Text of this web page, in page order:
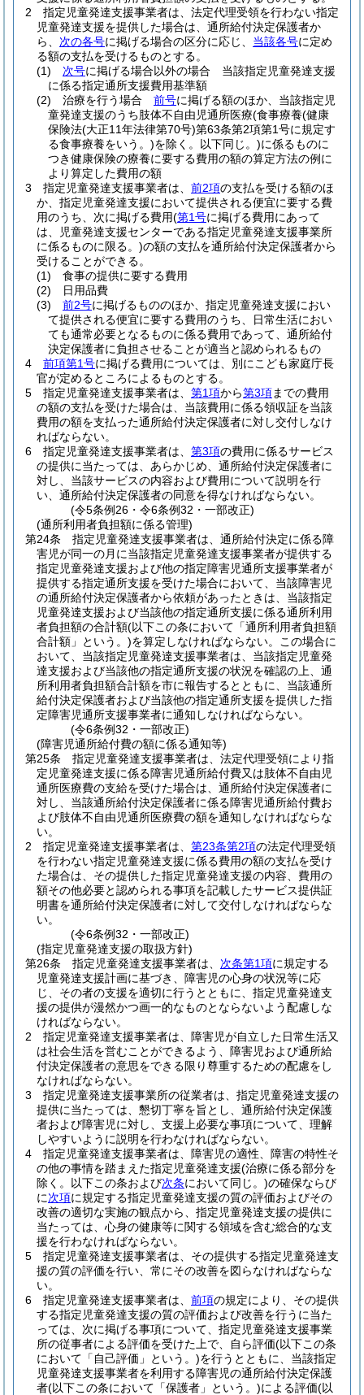
2
指定児童発達支援事業者は、法定代理受領を行わない指定
児童発達支援を提供した場合は、通所給付決定保護者か
ら、 次の各号に掲げる場合の区分に応じ、 当該各号に定め
る額の支払を受けるものとする。
(1)
次号に掲げる場合以外の場合 当該指定児童発達支援
に係る指定通所支援費用基準額
(2)
治療を行う場合 前号に掲げる額のほか、当該指定児
童発達支援のうち肢体不自由児通所医療(食事療養(健康
保険法(大正11年法律第70号)第63条第2項第1号に規定す
る食事療養をいう。)を除く。以下同じ。)に係るものに
つき健康保険の療養に要する費用の額の算定方法の例に
より算定した費用の額
3
指定児童発達支援事業者は、 前2項の支払を受ける額のほ
か、指定児童発達支援において提供される便宜に要する費
用のうち、次に掲げる費用(第1号に掲げる費用にあって
は、児童発達支援センターである指定児童発達支援事業所
に係るものに限る。)の額の支払を通所給付決定保護者から
受けることができる。
(1)
食事の提供に要する費用
(2)
日用品費
(3)
前2号に掲げるもののほか、指定児童発達支援におい
て提供される便宜に要する費用のうち、日常生活におい
ても通常必要となるものに係る費用であって、通所給付
決定保護者に負担させることが適当と認められるもの
4
前項第1号に掲げる費用については、別にこども家庭庁長
官が定めるところによるものとする。
5
指定児童発達支援事業者は、 第1項から第3項までの費用
の額の支払を受けた場合は、当該費用に係る領収証を当該
費用の額を支払った通所給付決定保護者に対し交付しなけ
ればならない。
6
指定児童発達支援事業者は、 第3項の費用に係るサービス
の提供に当たっては、あらかじめ、通所給付決定保護者に
対し、当該サービスの内容および費用について説明を行
い、通所給付決定保護者の同意を得なければならない。
(令5条例26・令6条例32・一部改正)
(通所利用者負担額に係る管理)
第24条
指定児童発達支援事業者は、通所給付決定に係る障
害児が同一の月に当該指定児童発達支援事業者が提供する
指定児童発達支援および他の指定障害児通所支援事業者が
提供する指定通所支援を受けた場合において、当該障害児
の通所給付決定保護者から依頼があったときは、当該指定
児童発達支援および当該他の指定通所支援に係る通所利用
者負担額の合計額(以下この条において「通所利用者負担額
合計額」という。)を算定しなければならない。
この場合に
おいて、当該指定児童発達支援事業者は、当該指定児童発
達支援および当該他の指定通所支援の状況を確認の上、通
所利用者負担額合計額を市に報告するとともに、当該通所
給付決定保護者および当該他の指定通所支援を提供した指
定障害児通所支援事業者に通知しなければならない。
(令6条例32・一部改正)
(障害児通所給付費の額に係る通知等)
第25条
指定児童発達支援事業者は、法定代理受領により指
定児童発達支援に係る障害児通所給付費又は肢体不自由児
通所医療費の支給を受けた場合は、通所給付決定保護者に
対し、当該通所給付決定保護者に係る障害児通所給付費お
よび肢体不自由児通所医療費の額を通知しなければならな
い。
2
指定児童発達支援事業者は、 第23条第2項の法定代理受領
を行わない指定児童発達支援に係る費用の額の支払を受け
た場合は、その提供した指定児童発達支援の内容、費用の
額その他必要と認められる事項を記載したサービス提供証
明書を通所給付決定保護者に対して交付しなければならな
い。
(令6条例32・一部改正)
(指定児童発達支援の取扱方針)
第26条
指定児童発達支援事業者は、 次条第1項に規定する
児童発達支援計画に基づき、障害児の心身の状況等に応
じ、その者の支援を適切に行うとともに、指定児童発達支
援の提供が漫然かつ画一的なものとならないよう配慮しな
ければならない。
2
指定児童発達支援事業者は、障害児が自立した日常生活又
は社会生活を営むことができるよう、障害児および通所給
付決定保護者の意思をできる限り尊重するための配慮をし
なければならない。
3
指定児童発達支援事業所の従業者は、指定児童発達支援の
提供に当たっては、懇切丁寧を旨とし、通所給付決定保護
者および障害児に対し、支援上必要な事項について、理解
しやすいように説明を行わなければならない。
4
指定児童発達支援事業者は、障害児の適性、障害の特性そ
の他の事情を踏まえた指定児童発達支援(治療に係る部分を
除く。以下この条および次条において同じ。)の確保ならび
に次項に規定する指定児童発達支援の質の評価およびその
改善の適切な実施の観点から、指定児童発達支援の提供に
当たっては、心身の健康等に関する領域を含む総合的な支
援を行わなければならない。
5
指定児童発達支援事業者は、その提供する指定児童発達支
援の質の評価を行い、常にその改善を図らなければならな
い。
6
指定児童発達支援事業者は、 前項の規定により、その提供
する指定児童発達支援の質の評価および改善を行うに当た
っては、次に掲げる事項について、指定児童発達支援事業
所の従事者による評価を受けた上で、自ら評価(以下この条
において「自己評価」という。)を行うとともに、当該指定
児童発達支援事業者を利用する障害児の通所給付決定保護
者(以下この条において「保護者」という。)による評価(以